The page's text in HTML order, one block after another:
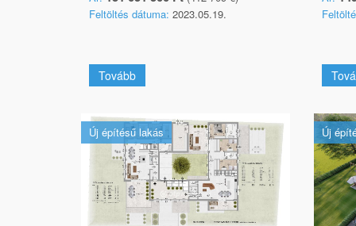
Feltöltés dátuma: 2023.05.19.
Tovább
Új építésű lakás Új